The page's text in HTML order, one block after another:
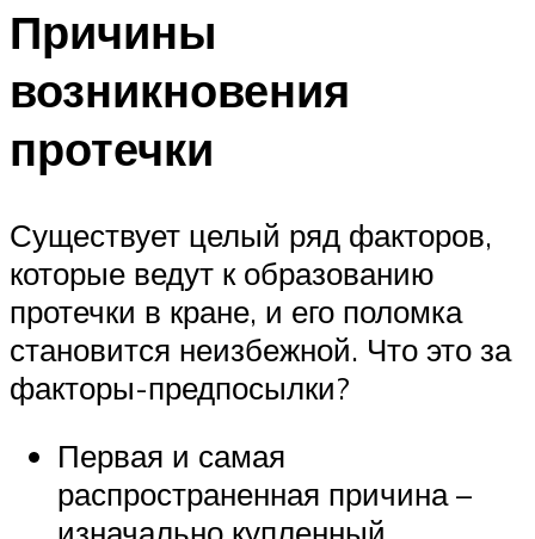
Причины
возникновения
протечки
Существует целый ряд факторов,
которые ведут к образованию
протечки в кране, и его поломка
становится неизбежной. Что это за
факторы-предпосылки?
Первая и самая
распространенная причина –